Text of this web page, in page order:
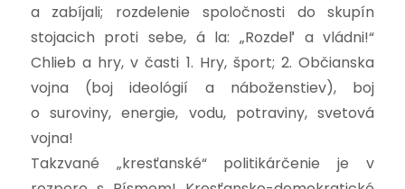
a zabíjali; rozdelenie spoločnosti do skupín
stojacich proti sebe, á la: „Rozdeľ a vládni!“
Chlieb a hry, v časti 1. Hry, šport; 2. Občianska
vojna (boj ideológií a náboženstiev), boj
o suroviny, energie, vodu, potraviny, svetová
vojna!
Takzvané „kresťanské“ politikárčenie je v